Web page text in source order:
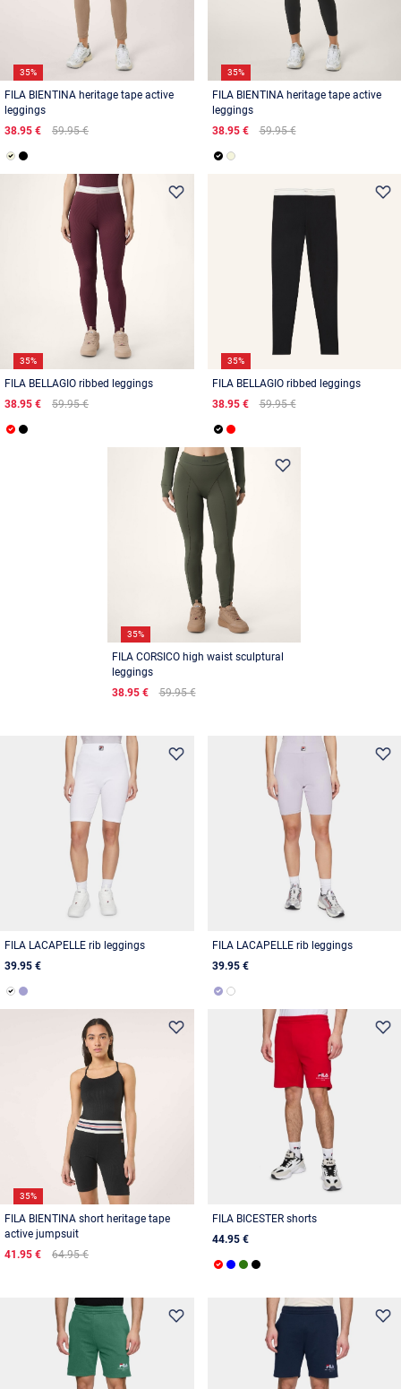
35%
FILA BIENTINA heritage tape active
leggings
38.95 €
59.95 €
35%
FILA BIENTINA heritage tape active
leggings
38.95 €
59.95 €
35%
FILA BELLAGIO ribbed leggings
38.95 €
59.95 €
35%
FILA BELLAGIO ribbed leggings
38.95 €
59.95 €
35%
FILA CORSICO high waist sculptural
leggings
38.95 €
59.95 €
FILA LACAPELLE rib leggings
39.95 €
FILA LACAPELLE rib leggings
39.95 €
35%
FILA BIENTINA short heritage tape
active jumpsuit
41.95 €
64.95 €
FILA BICESTER shorts
44.95 €